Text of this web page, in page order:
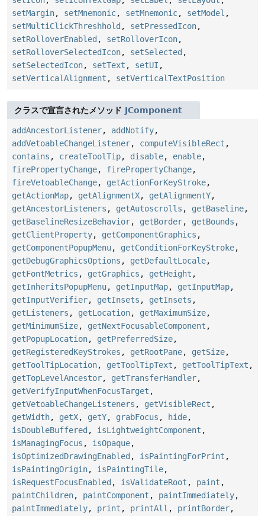
setMargin, setMnemonic, setMnemonic, setModel ,
setMultiClickThreshhold , setPressedIcon,
setRolloverEnabled , setRolloverIcon,
setRolloverSelectedIcon, setSelected ,
setSelectedIcon, setText , setUI ,
setVerticalAlignment , setVerticalTextPosition
クラスで宣言されたメソッド JComponent
addAncestorListener, addNotify,
addVetoableChangeListener, computeVisibleRect ,
contains , createToolTip, disable, enable,
firePropertyChange, firePropertyChange,
fireVetoableChange, getActionForKeyStroke,
getActionMap, getAlignmentX, getAlignmentY,
getAncestorListeners , getAutoscrolls , getBaseline,
getBaselineResizeBehavior, getBorder, getBounds ,
getClientProperty, getComponentGraphics ,
getComponentPopupMenu, getConditionForKeyStroke,
getDebugGraphicsOptions , getDefaultLocale,
getFontMetrics , getGraphics , getHeight ,
getInheritsPopupMenu, getInputMap, getInputMap,
getInputVerifier, getInsets , getInsets ,
getListeners , getLocation, getMaximumSize,
getMinimumSize, getNextFocusableComponent ,
getPopupLocation, getPreferredSize,
getRegisteredKeyStrokes , getRootPane, getSize,
getToolTipLocation, getToolTipText , getToolTipText ,
getTopLevelAncestor, getTransferHandler,
getVerifyInputWhenFocusTarget ,
getVetoableChangeListeners , getVisibleRect ,
getWidth, getX, getY, grabFocus , hide,
isDoubleBuffered , isLightweightComponent ,
isManagingFocus , isOpaque,
isOptimizedDrawingEnabled , isPaintingForPrint ,
isPaintingOrigin, isPaintingTile,
isRequestFocusEnabled , isValidateRoot , paint ,
paintChildren, paintComponent , paintImmediately,
paintImmediately, print , printAll , printBorder,